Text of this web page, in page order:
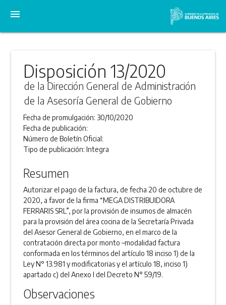
menu
Disposición 13/2020
de la Dirección General de Administración
de la Asesoría General de Gobierno
Fecha de promulgación: 30/10/2020
Fecha de publicación:
Número de Boletín Oficial:
Tipo de publicación:Integra
Resumen
Autorizar el pago de la factura, de fecha 20 de octubre de
2020, a favor de la firma “MEGA DISTRIBUIDORA
FERRARIS SRL”, por la provisión de insumos de almacén
para la provisión del área cocina de la Secretaría Privada
del Asesor General de Gobierno, en el marco de la
contratación directa por monto –modalidad factura
conformada en los términos del artículo 18 inciso 1) de la
Ley N° 13.981 y modificatorias y el artículo 18, inciso 1)
apartado c) del Anexo I del Decreto N° 59/19.
Observaciones